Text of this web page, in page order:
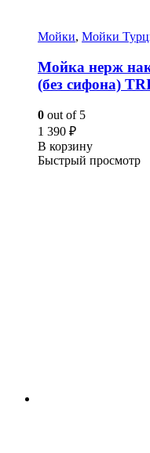
Мойки, Мойки
Мойка нерж
(без сифона)
0 out of 5
1 390 ₽
В корзину
Быстрый просмотр